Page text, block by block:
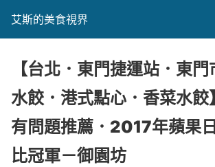
艾斯的美食視界
【台北．東門捷運站．東
水餃．港式點心．香菜水餃
有問題推薦．2017年蘋果
比冠軍－御園坊